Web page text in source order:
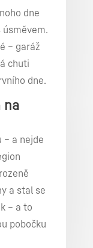
dne
úsměvem.
– garáž
chuti
dne.
na
– a nejde
a stal se
– a to
pobočku